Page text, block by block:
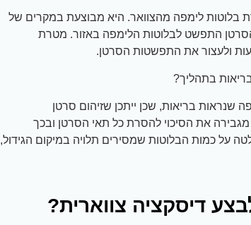
בלוטות לימפה מהצוואר. היא מבוצעת במקרים של
התפשט לבלוטות הלימפה באזור. מטרת
ולעצור את התפשטות הסרטן.
בתהליך?
שנראות בריאות, שכן ייתכן שזיהום סרטן
מגבירה את הסיכוי להסרת כל תאי הסרטן ובכך
על כמות הבלוטות שמסירים תלויה במיקום הגידול,
דיסקציה צווארית?